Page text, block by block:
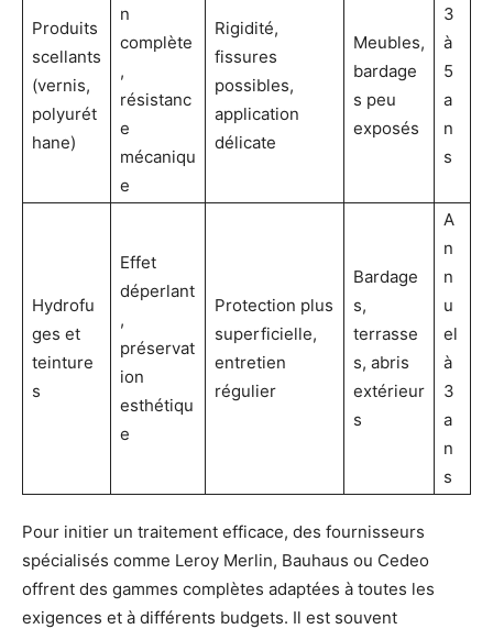
Produits
scellants
(vernis,
polyurét
hane)
n
complète
,
résistanc
e
mécaniqu
e
Rigidité,
fissures
possibles,
application
délicate
Meubles,
bardage
s peu
exposés
3
à
5
a
n
s
Hydrofu
ges et
teinture
s
Effet
déperlant
,
préservat
ion
esthétiqu
e
Protection plus
superficielle,
entretien
régulier
Bardage
s,
terrasse
s, abris
extérieur
s
A
n
n
u
el
à
3
a
n
s
Pour initier un traitement efficace, des fournisseurs
spécialisés comme Leroy Merlin, Bauhaus ou Cedeo
offrent des gammes complètes adaptées à toutes les
exigences et à différents budgets. Il est souvent